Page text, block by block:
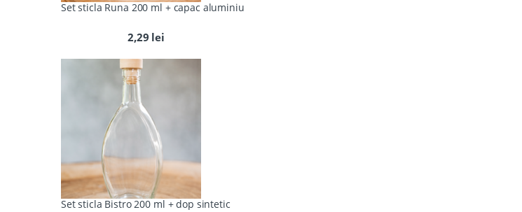
Set sticla Runa 200 ml + capac aluminiu
2,29 lei
Set sticla Bistro 200 ml + dop sintetic